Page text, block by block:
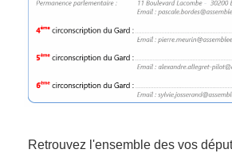
Retrouvez l'ensemble des vos